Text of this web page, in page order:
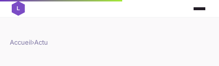
Accueil›Actu